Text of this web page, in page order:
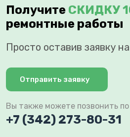
Получите СКИДКУ
ремонтные работы
Просто оставив заявку
Отправить заявку
Вы также можете позвонить
+7 (342) 273-80-31